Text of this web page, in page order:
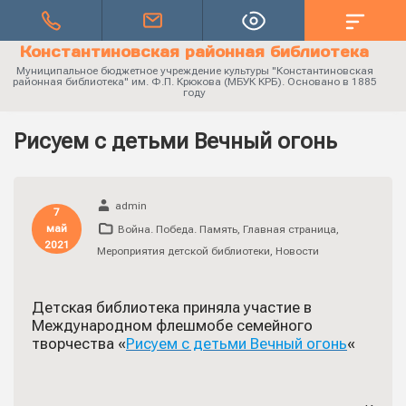
Константиновская районная библиотека
Муниципальное бюджетное учреждение культуры "Константиновская
районная библиотека" им. Ф.П. Крюкова (МБУК КРБ). Основано в 1885
году
Рисуем с детьми Вечный огонь
7
май
2021
admin
Война. Победа. Память, Главная страница,
Мероприятия детской библиотеки, Новости
Детская библиотека приняла участие в
Международном флешмобе семейного
творчества «Рисуем с детьми Вечный огонь«